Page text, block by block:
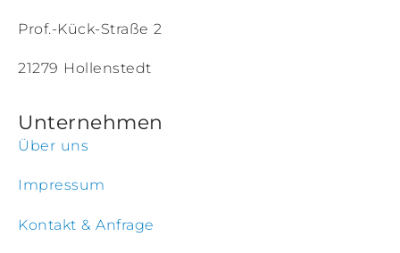
Prof.-Kück-Straße 2
21279 Hollenstedt
Unternehmen
Über uns
Impressum
Kontakt & Anfrage